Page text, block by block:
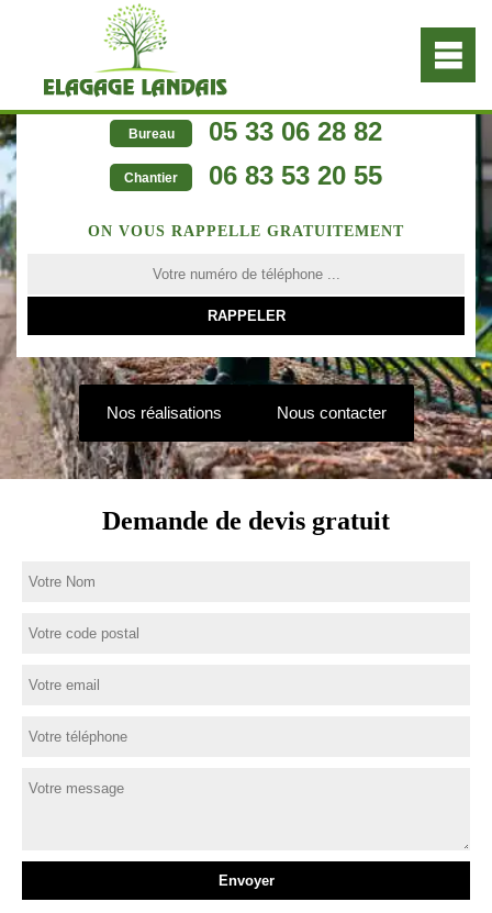
Bureau 05 33 06 28 82
Chantier 06 83 53 20 55
ON VOUS RAPPELLE GRATUITEMENT
Nos réalisations Nous contacter
Demande de devis gratuit